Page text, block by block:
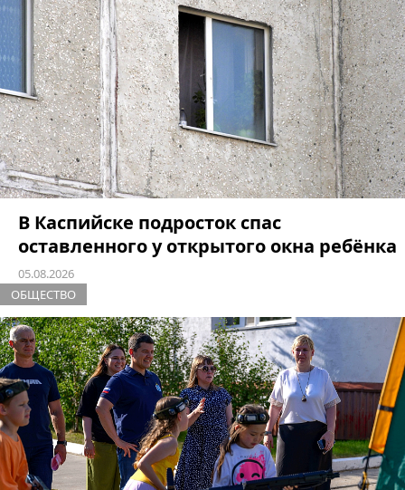
В Каспийске подросток спас
оставленного у открытого окна ребёнка
05.08.2026
ОБЩЕСТВО